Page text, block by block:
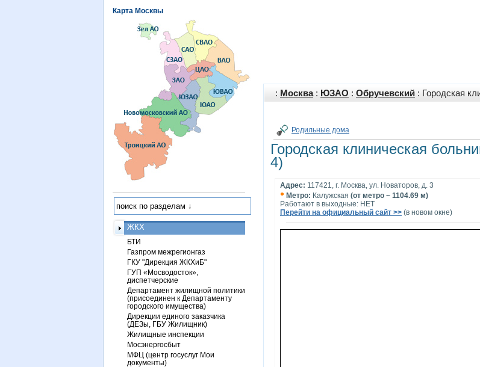
: Москва: ЮЗАО : Обручевский : Городская
Родильные дома
Городская клиническая
4)
Адрес: 117421, г. Москва, ул. Новаторов, д. 3
• Метро: Калужская (от метро ~ 1104.69 м)
Работают в выходные: НЕТ
Перейти на официальный сайт >> (в новом окне)
ЖКХ
БТИ
Газпром межрегионгаз
ГКУ "Дирекция ЖКХиБ"
ГУП «Мосводосток»,
диспетчерские
Департамент жилищной политики
(присоединен к Департаменту
городского имущества)
Дирекции единого заказчика
(ДЕЗы, ГБУ Жилищник)
Жилищные инспекции
Мосэнергосбыт
МФЦ (центр госуслуг Мои
документы)